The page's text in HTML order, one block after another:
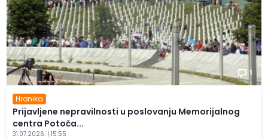
1
Hronika
Prijavljene nepravilnosti u poslovanju Memorijalnog
centra Potoča...
31.07.2026. | 15:55